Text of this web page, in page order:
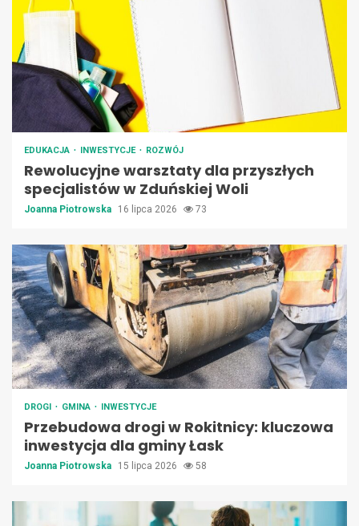
EDUKACJA INWESTYCJE ROZWÓJ
Rewolucyjne warsztaty dla przyszłych
specjalistów w Zduńskiej Woli
Joanna Piotrowska 16 lipca 2026 73
DROGI GMINA INWESTYCJE
Przebudowa drogi w Rokitnicy: kluczowa
inwestycja dla gminy Łask
Joanna Piotrowska 15 lipca 2026 58